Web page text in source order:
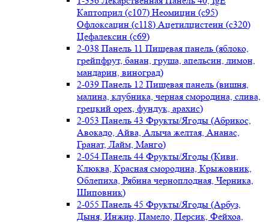
Каптоприл (с107) Неомицин (c95)
Офлоксацин (с118) Ацетилцистеин (с320)
Цефалексин (с69)
2-038 Панель 11 Пищевая панель (яблоко,
грейпфрут, банан, груша, апельсин, лимон,
мандарин, виноград)
2-039 Панель 12 Пищевая панель (вишня,
малина, клубника, черная смородина, слива,
грецкий орех, фундук, арахис)
2-053 Панель 43 Фрукты/Ягоды (Абрикос,
Авокадо, Айва, Алыча желтая, Ананас,
Гранат, Лайм, Манго)
2-054 Панель 44 Фрукты/Ягоды (Киви,
Клюква, Красная смородина, Крыжовник,
Облепиха, Рябина черноплодная, Черника,
Шиповник)
2-055 Панель 45 Фрукты/Ягоды (Арбуз,
Дыня, Инжир, Памело, Персик, Фейхоа,